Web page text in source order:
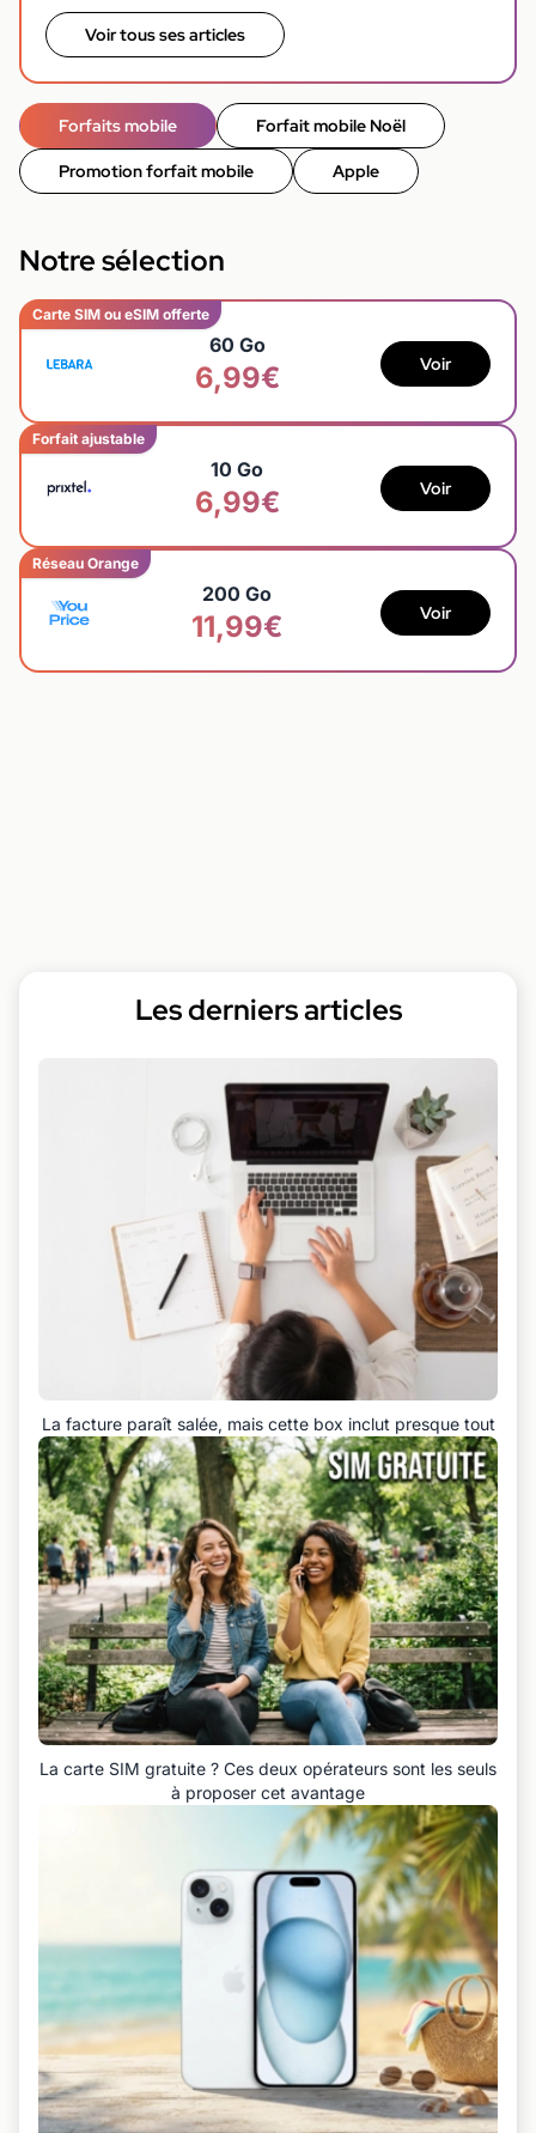
Voir tous ses articles
Forfaits mobile Forfait mobile Noël
Promotion forfait mobile Apple
Notre sélection
Carte SIM ou eSIM offerte
60 Go
6,99€ Voir
Forfait ajustable
10 Go
6,99€ Voir
Réseau Orange
200 Go
11,99€ Voir
Les derniers articles
La facture paraît salée, mais cette box inclut presque tout
La carte SIM gratuite ? Ces deux opérateurs sont les seuls
à proposer cet avantage